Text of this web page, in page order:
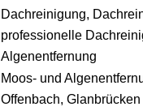
Dachreinigung,
professionelle
Algenentfernung
Moos- und
Offenbach,